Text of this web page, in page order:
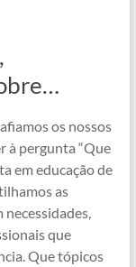
os nossos
à pergunta “Que
em educação de
as
que
Que tópicos